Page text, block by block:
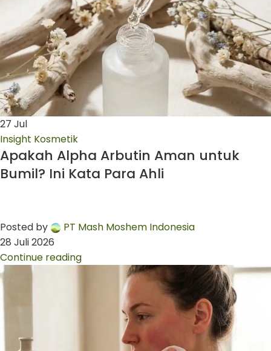
27 Jul
Insight Kosmetik
Apakah Alpha Arbutin Aman untuk
Bumil? Ini Kata Para Ahli
Posted by
PT Mash Moshem Indonesia
28 Juli 2026
Continue reading